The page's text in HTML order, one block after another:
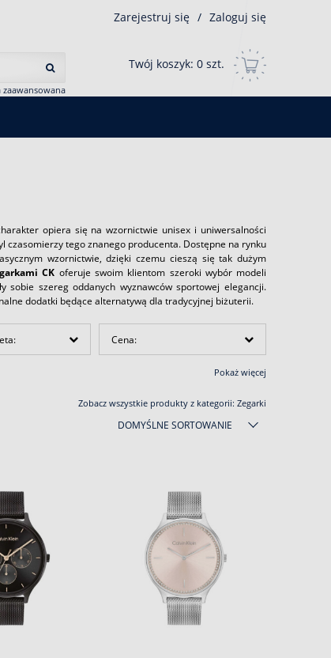
Zarejestruj się / Zaloguj się
Twój koszyk: 0 szt.
opiera się na wzornictwie unisex i uniwersalności
tego znanego producenta. Dostępne na rynku
wzornictwie, dzięki czemu cieszą się tak dużym
CK oferuje swoim klientom szeroki wybór modeli
sobie szereg oddanych wyznawców sportowej elegancji.
dodatki będące alternatywą dla tradycyjnej biżuterii.
Cena:
Pokaż więcej
Zobacz wszystkie produkty z kategorii: Zegarki
DOMYŚLNE SORTOWANIE